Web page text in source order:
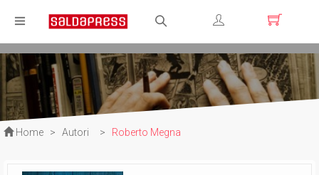
Registrati
Login
Home > Autori > Roberto Megna